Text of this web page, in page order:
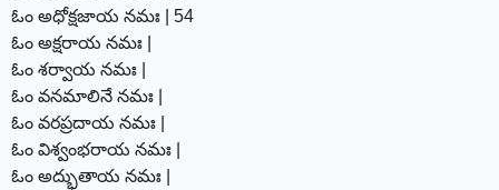
ఓం అధోక్షజాయ నమః | 54
ఓం అక్షరాయ నమః |
ఓం శర్వాయ నమః |
ఓం వనమాలినే నమః |
ఓం వరప్రదాయ నమః |
ఓం విశ్వంభరాయ నమః |
ఓం అద్భుతాయ నమః |